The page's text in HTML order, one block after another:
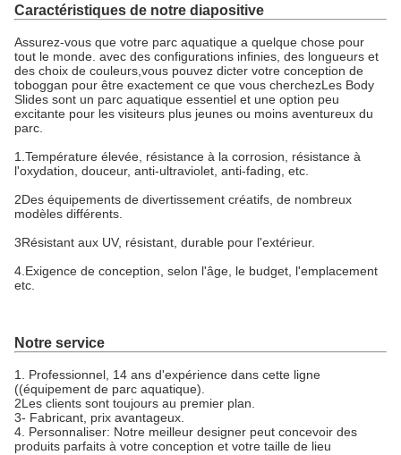
Caractéristiques de notre diapositive
Assurez-vous que votre parc aquatique a quelque chose pour
tout le monde. avec des configurations infinies, des longueurs et
des choix de couleurs,vous pouvez dicter votre conception de
toboggan pour être exactement ce que vous cherchezLes Body
Slides sont un parc aquatique essentiel et une option peu
excitante pour les visiteurs plus jeunes ou moins aventureux du
parc.
1.Température élevée, résistance à la corrosion, résistance à
l'oxydation, douceur, anti-ultraviolet, anti-fading, etc.
2Des équipements de divertissement créatifs, de nombreux
modèles différents.
3Résistant aux UV, résistant, durable pour l'extérieur.
4.Exigence de conception, selon l'âge, le budget, l'emplacement
etc.
Notre service
1. Professionnel, 14 ans d'expérience dans cette ligne
((équipement de parc aquatique).
2Les clients sont toujours au premier plan.
3- Fabricant, prix avantageux.
4. Personnaliser: Notre meilleur designer peut concevoir des
produits parfaits à votre conception et votre taille de lieu